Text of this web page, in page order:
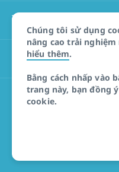
Chúng tôi sử dụng
nâng cao trải
hiểu thêm.
Bằng cách nhấp vào
trang này, bạn đồng
cookie.
Thông tin về trang web
Các trang web khác
Tuyên bố miễn trừ
©